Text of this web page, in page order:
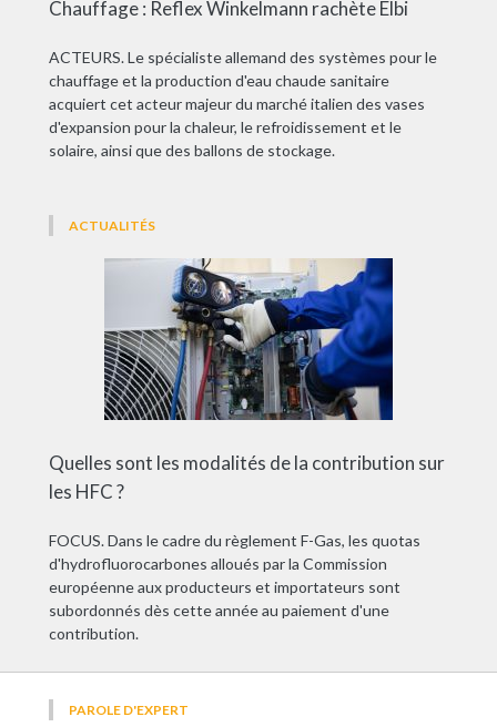
Chauffage : Reflex Winkelmann rachète Elbi
ACTEURS. Le spécialiste allemand des systèmes pour le
chauffage et la production d'eau chaude sanitaire
acquiert cet acteur majeur du marché italien des vases
d'expansion pour la chaleur, le refroidissement et le
solaire, ainsi que des ballons de stockage.
ACTUALITÉS
Quelles sont les modalités de la contribution sur
les HFC ?
FOCUS. Dans le cadre du règlement F-Gas, les quotas
d'hydrofluorocarbones alloués par la Commission
européenne aux producteurs et importateurs sont
subordonnés dès cette année au paiement d'une
contribution.
PAROLE D'EXPERT